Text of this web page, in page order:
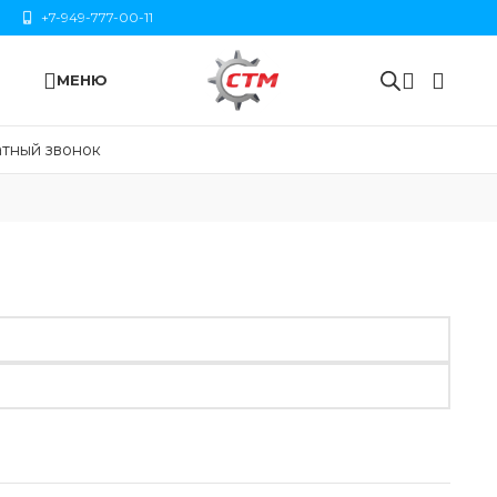
+7-949-777-00-11
МЕНЮ
звонок